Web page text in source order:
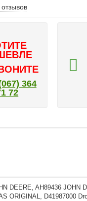
364
72
DEERE, AH89436 JOHN
ORIGINAL, D41987000